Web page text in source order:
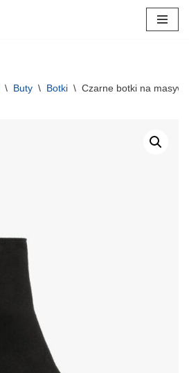
\ Buty \ Botki \ Czarne botki na